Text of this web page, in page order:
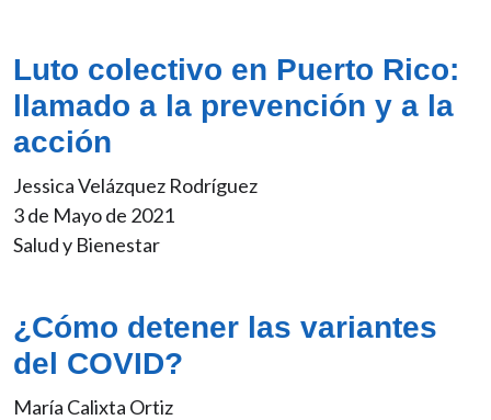
Luto colectivo en Puerto Rico:
llamado a la prevención y a la
acción
Jessica Velázquez Rodríguez
3 de Mayo de 2021
Salud y Bienestar
¿Cómo detener las variantes
del COVID?
María Calixta Ortiz